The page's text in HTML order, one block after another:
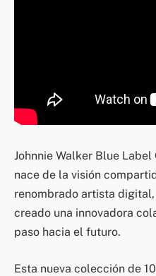
Johnnie Walker Blue
nace de la visión
renombrado artista
creado una innovadora
paso hacia el futuro.
Esta nueva colección de